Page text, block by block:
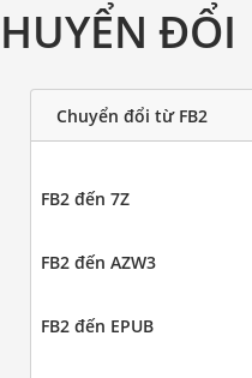
ĐỔI
Chuyển đổi từ FB2
FB2 đến 7Z
FB2 đến AZW3
FB2 đến EPUB